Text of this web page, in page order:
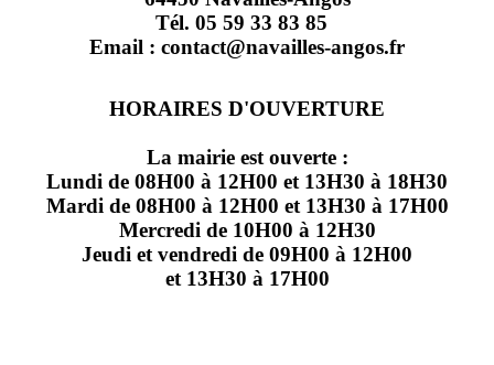
Tél. 05 59 33 83 85
Email : contact@navailles-angos.fr
HORAIRES D'OUVERTURE
La mairie est ouverte :
Lundi de 08H00 à 12H00 et 13H30 à 18H30
Mardi de 08H00 à 12H00 et 13H30 à 17H00
Mercredi de 10H00 à 12H30
Jeudi et vendredi de 09H00 à 12H00
et 13H30 à 17H00